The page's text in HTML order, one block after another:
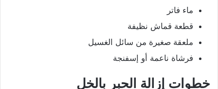
ماء فاتر
قطعة قماش نظيفة
ملعقة صغيرة من سائل الغسيل
فرشاة ناعمة أو إسفنجة
خطوات إزالة الحبر بالخل